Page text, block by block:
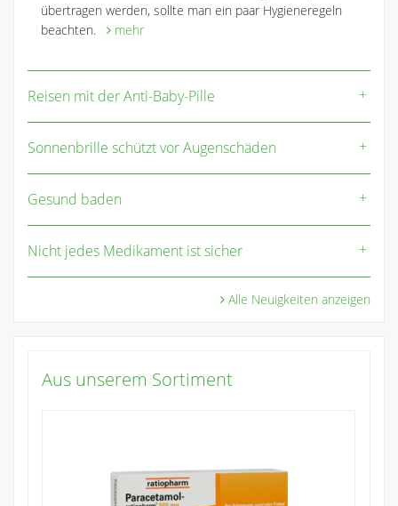
übertragen werden, sollte man ein paar Hygieneregeln
beachten.
mehr
Reisen mit der Anti-Baby-Pille
Sonnenbrille schützt vor Augenschäden
Gesund baden
Nicht jedes Medikament ist sicher
Alle Neuigkeiten anzeigen
Aus unserem Sortiment